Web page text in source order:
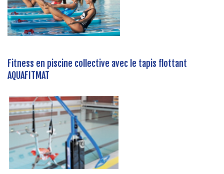
Fitness en piscine collective avec le tapis flottant
AQUAFITMAT